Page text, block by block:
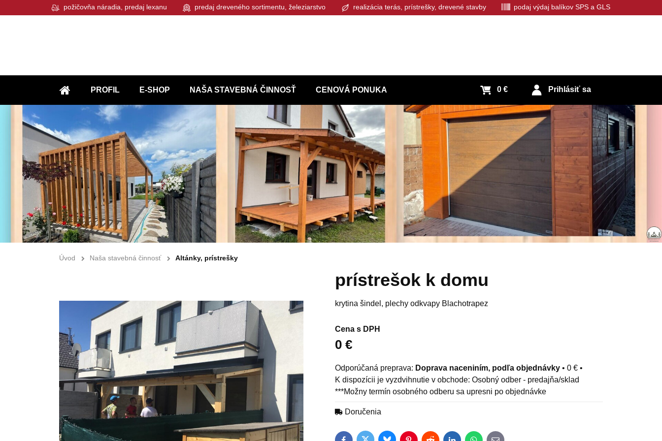
ÚVOD
PROFIL E-SHOP NAŠA STAVEBNÁ ČINNOSŤ CENOVÁ PONUKA Prihlásiť sa
0 €
požičovňa náradia, predaj lexanu predaj dreveného sortimentu, železiarstvo realizácia terás, prístrešky, drevené stavby podaj výdaj balíkov SPS a GLS
Úvod Naša stavebná činnosť Altánky, prístrešky
prístrešok k domu
krytina šindel, plechy odkvapy Blachotrapez
Cena s DPH
0 €
Doprava naceniním, podľa objednávky• 0 € •
Osobný odber - predajňa/sklad
***Možny termín osobného odberu sa upresni po objednávke
Doručenia